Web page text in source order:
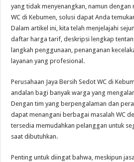
yang tidak menyenangkan, namun
WC di Kebumen, solusi dapat Anda
Dalam artikel ini, kita telah menjelajahi
daftar harga tarif, deskripsi lengkap
langkah penggunaan, penanganan
layanan yang profesional.
Perusahaan Jaya Bersih Sedot WC di
andalan bagi banyak warga yang
Dengan tim yang berpengalaman dan
dapat menangani berbagai masalah WC
tersedia memudahkan pelanggan untuk
saat dibutuhkan.
Penting untuk diingat bahwa, meskipun